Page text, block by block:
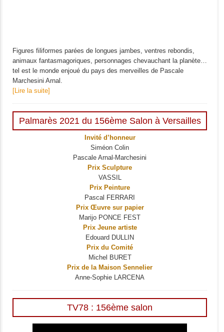
Figures filiformes parées de longues jambes, ventres rebondis,
animaux fantasmagoriques, personnages chevauchant la planète…
tel est le monde enjoué du pays des merveilles de Pascale
Marchesini Arnal.
[Lire la suite]
Palmarès 2021 du 156ème Salon à Versailles
Invité d’honneur
Siméon Colin
Pascale Arnal-Marchesini
Prix Sculpture
VASSIL
Prix Peinture
Pascal FERRARI
Prix Œuvre sur papier
Marijo PONCE FEST
Prix Jeune artiste
Edouard DULLIN
Prix du Comité
Michel BURET
Prix de la Maison Sennelier
Anne-Sophie LARCENA
TV78 : 156ème salon